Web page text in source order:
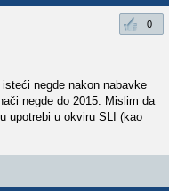
0
negde nakon nabavke
negde do 2015. Mislim da
upotrebi u okviru SLI (kao